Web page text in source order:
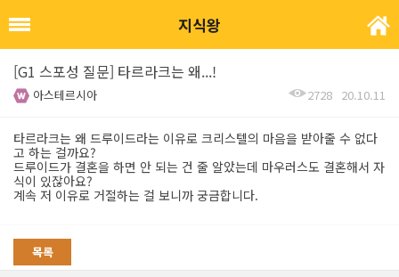
지식왕
[G1 스포성 질문] 타르라크는 왜...!
아스테르시아 2728 20.10.11
타르라크는 왜 드루이드라는 이유로 크리스텔의 마음을 받아줄 수 없다
고 하는 걸까요?
드루이드가 결혼을 하면 안 되는 건 줄 알았는데 마우러스도 결혼해서 자
식이 있잖아요?
계속 저 이유로 거절하는 걸 보니까 궁금합니다.
목록